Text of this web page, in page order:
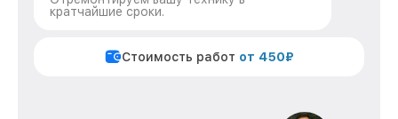
кратчайшие сроки.
Стоимость работ от 450₽